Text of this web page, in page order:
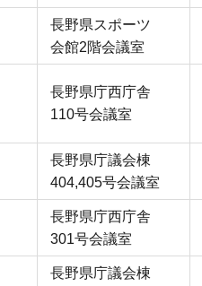
長野県スポーツ
会館2階会議室
長野県庁西庁舎
110号会議室
長野県庁議会棟
404,405号会議室
長野県庁西庁舎
301号会議室
長野県庁議会棟